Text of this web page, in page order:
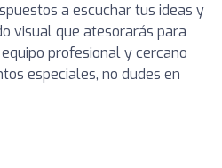
a escuchar tus ideas y
visual que atesorarás para
profesional y cercano
especiales, no dudes en